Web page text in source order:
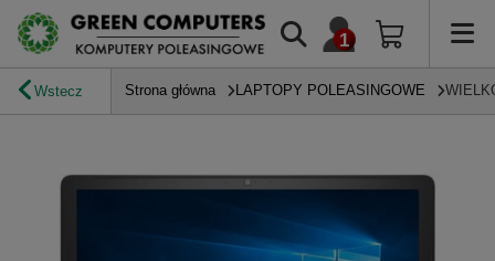
Wstecz Strona główna LAPTOPY POLEASINGOWE